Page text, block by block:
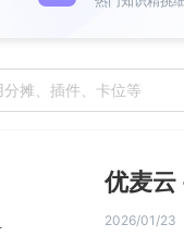
摊、插件、卡位等
优麦云
2026/01/23